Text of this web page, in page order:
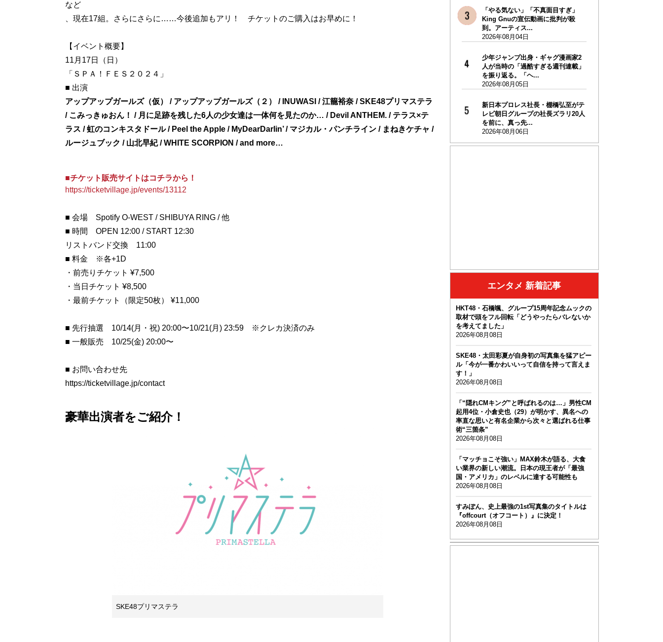
など
、現在17組。さらにさらに……今後追加もアリ！ チケットのご購入はお早めに！
【イベント概要】
11月17日（日）
「ＳＰＡ！ＦＥＳ２０２４」
■ 出演
アップアップガールズ（仮） / アップアップガールズ（２） / INUWASI / 江籠裕奈 / SKE48プリマステラ
/ こみっきゅおん！ / 月に足跡を残した6人の少女達は一体何を見たのか… / Devil ANTHEM. / テラス×テ
ラス / 虹のコンキスタドール / Peel the Apple / MyDearDarlin’ / マジカル・パンチライン / まねきケチャ /
ルージュブック / 山北早紀 / WHITE SCORPION / and more…
■チケット販売サイトはコチラから！
https://ticketvillage.jp/events/13112
■ 会場 Spotify O-WEST / SHIBUYA RING / 他
■ 時間 OPEN 12:00 / START 12:30
リストバンド交換 11:00
■ 料金 ※各+1D
・前売りチケット ¥7,500
・当日チケット ¥8,500
・最前チケット（限定50枚） ¥11,000
■ 先行抽選 10/14(月・祝) 20:00〜10/21(月) 23:59 ※クレカ決済のみ
■ 一般販売 10/25(金) 20:00〜
■ お問い合わせ先
https://ticketvillage.jp/contact
豪華出演者をご紹介！
SKE48プリマステラ
「やる気ない」「不真面目すぎ」
King Gnuの宣伝動画に批判が殺
到。アーティス...
2026年08月04日
少年ジャンプ出身・ギャグ漫画家2
人が当時の「過酷すぎる週刊連載」
を振り返る。「ヘ...
2026年08月05日
新日本プロレス社長・棚橋弘至がテ
レビ朝日グループの社長ズラリ20人
を前に、真っ先...
2026年08月06日
エンタメ 新着記事
HKT48・石橋颯、グループ15周年記念ムックの
取材で頭をフル回転「どうやったらバレないか
を考えてました」
2026年08月08日
SKE48・太田彩夏が自身初の写真集を猛アピー
ル「今が一番かわいいって自信を持って言えま
す！」
2026年08月08日
「“隠れCMキング”と呼ばれるのは…」男性CM
起用4位・小倉史也（29）が明かす、異名への
率直な思いと有名企業から次々と選ばれる仕事
術“三箇条”
2026年08月08日
「マッチョこそ強い」MAX鈴木が語る、大食
い業界の新しい潮流。日本の現王者が「最強
国・アメリカ」のレベルに達する可能性も
2026年08月08日
すみぽん、史上最強の1st写真集のタイトルは
『offcourt（オフコート）』に決定！
2026年08月08日